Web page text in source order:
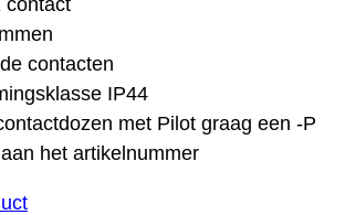
contacten
IP44
met Pilot graag een -P
het artikelnummer